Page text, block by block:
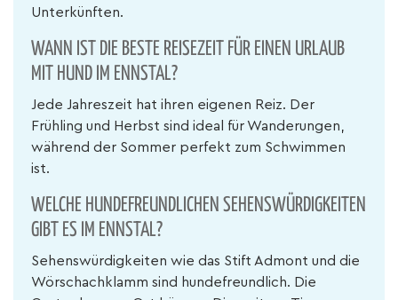
Unterkünften.
WANN IST DIE BESTE REISEZEIT FÜR EINEN URLAUB
MIT HUND IM ENNSTAL?
Jede Jahreszeit hat ihren eigenen Reiz. Der
Frühling und Herbst sind ideal für Wanderungen,
während der Sommer perfekt zum Schwimmen
ist.
WELCHE HUNDEFREUNDLICHEN SEHENSWÜRDIGKEITEN
GIBT ES IM ENNSTAL?
Sehenswürdigkeiten wie das Stift Admont und die
Wörschachklamm sind hundefreundlich. Die